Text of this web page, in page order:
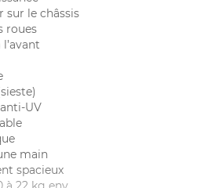
sur le châssis
roues
UV
main
spacieux